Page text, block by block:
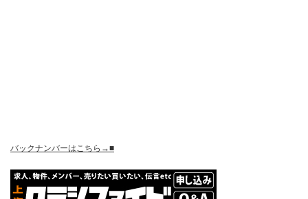
バックナンバーはこちら→■